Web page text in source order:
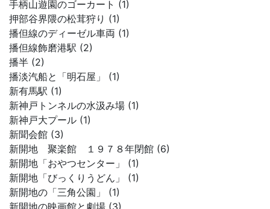
手柄山遊園のゴーカート (1)
押部谷界隈の松茸狩り (1)
播但線のディーゼル車両 (1)
播但線飾磨港駅 (2)
播半 (2)
播淡汽船と「明石屋」 (1)
新有馬駅 (1)
新神戸トンネルの水汲み場 (1)
新神戸大プール (1)
新聞会館 (3)
新開地 聚楽館 １９７８年閉館 (6)
新開地「おやつセンター」 (1)
新開地「びっくりうどん」 (1)
新開地の「三角公園」 (1)
新開地の映画館と劇場 (3)